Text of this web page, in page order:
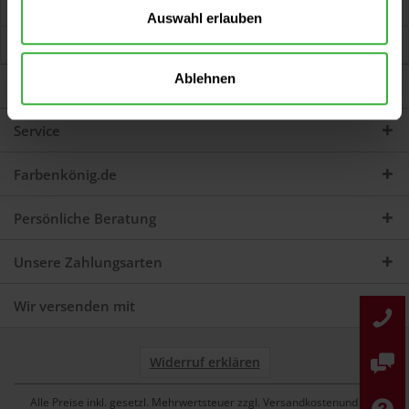
Auswahl erlauben
Ablehnen
Kunden kauften auch
Darum sind wir Farbenkönig
Service
Farbenkönig.de
Persönliche Beratung
Unsere Zahlungsarten
Wir versenden mit
Widerruf erklären
Alle Preise inkl. gesetzl. Mehrwertsteuer zzgl. Versandkostenund ggf.